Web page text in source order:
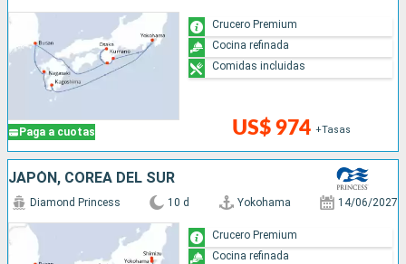
Paga a cuotas US$ 974 +Tasas
Crucero Premium
Cocina refinada
Comidas incluidas
JAPÓN, COREA DEL SUR
Diamond Princess 10 d Yokohama 14/06/2027
Crucero Premium
Cocina refinada